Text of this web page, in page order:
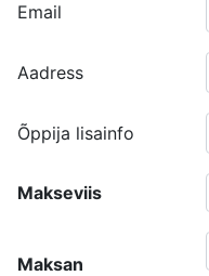
Email
Aadress
Õppija lisainfo
Makseviis
Maksan